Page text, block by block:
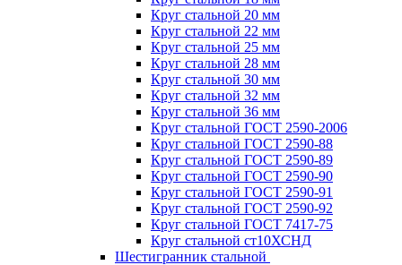
Круг стальной 20 мм
Круг стальной 22 мм
Круг стальной 25 мм
Круг стальной 28 мм
Круг стальной 30 мм
Круг стальной 32 мм
Круг стальной 36 мм
Круг стальной ГОСТ 2590-2006
Круг стальной ГОСТ 2590-88
Круг стальной ГОСТ 2590-89
Круг стальной ГОСТ 2590-90
Круг стальной ГОСТ 2590-91
Круг стальной ГОСТ 2590-92
Круг стальной ГОСТ 7417-75
Круг стальной ст10ХСНД
Шестигранник стальной